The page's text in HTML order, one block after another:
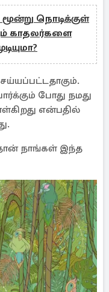
மூன்று நொடிக்குள்
காதலர்களை
போது நமது
என்பதில்
நாங்கள் இந்த